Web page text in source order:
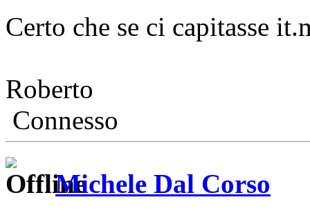
Certo che se ci capitasse
Roberto
Connesso
Michele Dal Corso